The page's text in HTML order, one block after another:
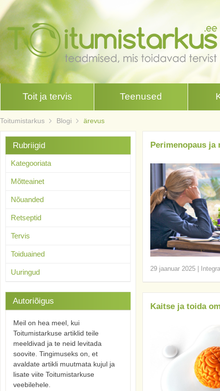
Toit ja tervis Teenused
Toitumistarkus Blogi ärevus
Perimenopaus ja
29 jaanuar 2025
Kaitse ja toida
Rubriigid
Kategooriata
Mõtteainet
Nõuanded
Retseptid
Tervis
Toiduained
Uuringud
Autoriõigus
Meil on hea meel, kui
Toitumistarkuse artiklid teile
meeldivad ja te neid levitada
soovite. Tingimuseks on, et
avaldate artikli muutmata kujul ja
lisate viite Toitumistarkuse
veebilehele.